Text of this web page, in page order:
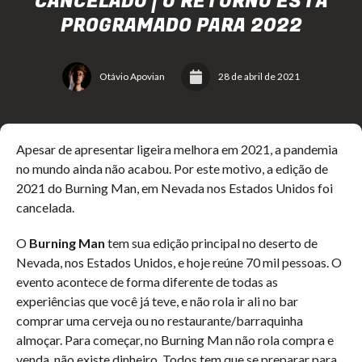
PROGRAMADO PARA 2022
Otávio Apovian 28 de abril de 2021
Apesar de apresentar ligeira melhora em 2021, a pandemia
no mundo ainda não acabou. Por este motivo, a edição de
2021 do Burning Man, em Nevada nos Estados Unidos foi
cancelada.
O Burning Man tem sua edição principal no deserto de
Nevada, nos Estados Unidos, e hoje reúne 70 mil pessoas. O
evento acontece de forma diferente de todas as
experiências que você já teve, e não rola ir ali no bar
comprar uma cerveja ou no restaurante/barraquinha
almoçar. Para começar, no Burning Man não rola compra e